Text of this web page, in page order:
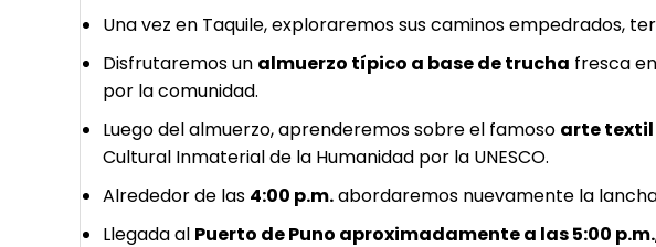
Una vez en Taquile, exploraremos sus caminos empedrados,
Disfrutaremos un almuerzo típico a base de trucha fresca
por la comunidad.
Luego del almuerzo, aprenderemos sobre el famoso arte
Cultural Inmaterial de la Humanidad por la UNESCO.
Alrededor de las 4:00 p.m.abordaremos nuevamente la
Llegada al Puerto de Puno aproximadamente a las 5:00 p.m.